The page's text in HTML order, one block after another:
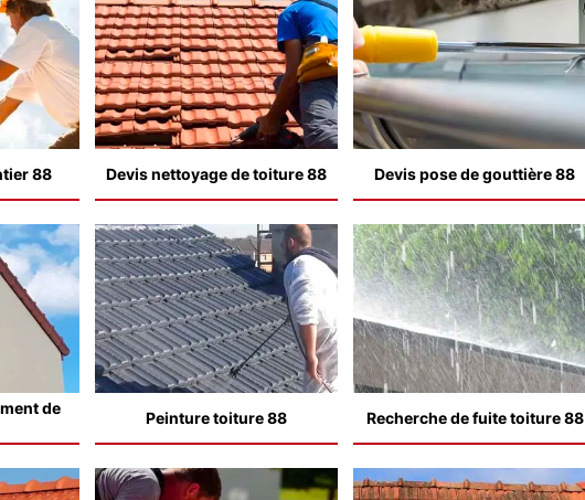
88 Devis nettoyage de toiture 88 Devis pose de gouttière 88
de
Peinture toiture 88 Recherche de fuite toiture 88